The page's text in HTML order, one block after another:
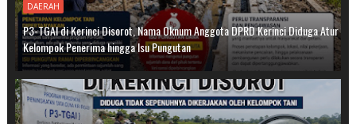
DAERAH
P3-TGAI di Kerinci Disorot, Nama Oknum Anggota DPRD Kerinci Diduga Atur
Kelompok Penerima hingga Isu Pungutan